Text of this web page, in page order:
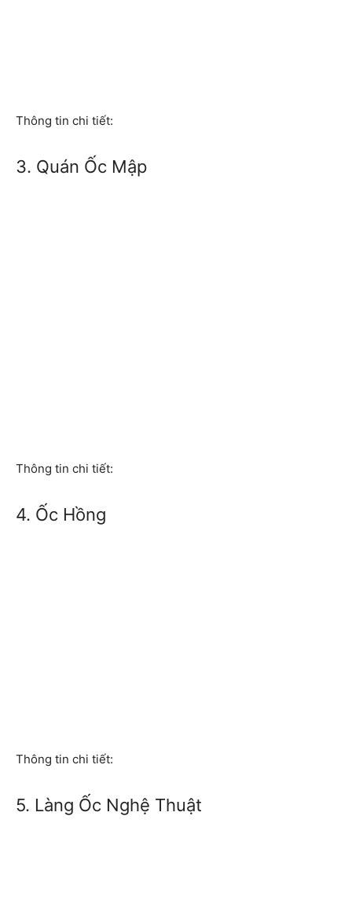
Thông tin chi tiết:
3. Quán Ốc Mập
Thông tin chi tiết:
4. Ốc Hồng
Thông tin chi tiết:
5. Làng Ốc Nghệ Thuật